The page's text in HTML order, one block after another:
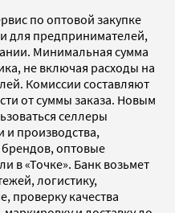
по оптовой закупке
для предпринимателей,
Минимальная сумма
не включая расходы на
Комиссии составляют
от суммы заказа. Новым
селлеры
и производства,
оптовые
в «Точке». Банк возьмет
логистику,
проверку качества